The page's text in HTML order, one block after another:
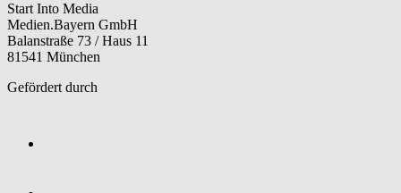
Start Into Media
Medien.Bayern GmbH
Balanstraße 73 / Haus 11
81541 München
Gefördert durch